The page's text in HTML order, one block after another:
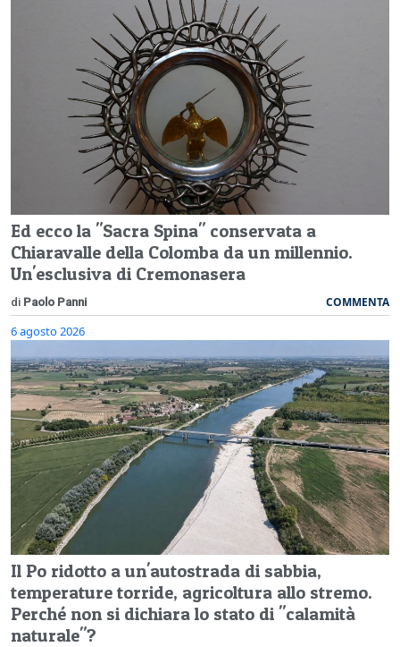
Ed ecco la "Sacra Spina" conservata a
Chiaravalle della Colomba da un millennio.
Un'esclusiva di Cremonasera
di Paolo Panni COMMENTA
6 agosto 2026
Il Po ridotto a un'autostrada di sabbia,
temperature torride, agricoltura allo stremo.
Perché non si dichiara lo stato di "calamità
naturale"?